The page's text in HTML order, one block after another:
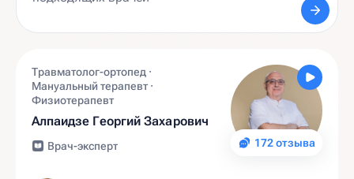
172 отзыва
Травматолог-ортопед ·
Мануальный терапевт ·
Физиотерапевт
Алпаидзе Георгий Захарович
Врач-эксперт